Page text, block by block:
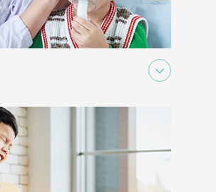
见症状包括咳嗽、发烧、鼻塞和呼吸困难。
同，儿童可能只会出现轻度感冒，也可能会
更严重的疾病，他们应该寻求正确的受医学